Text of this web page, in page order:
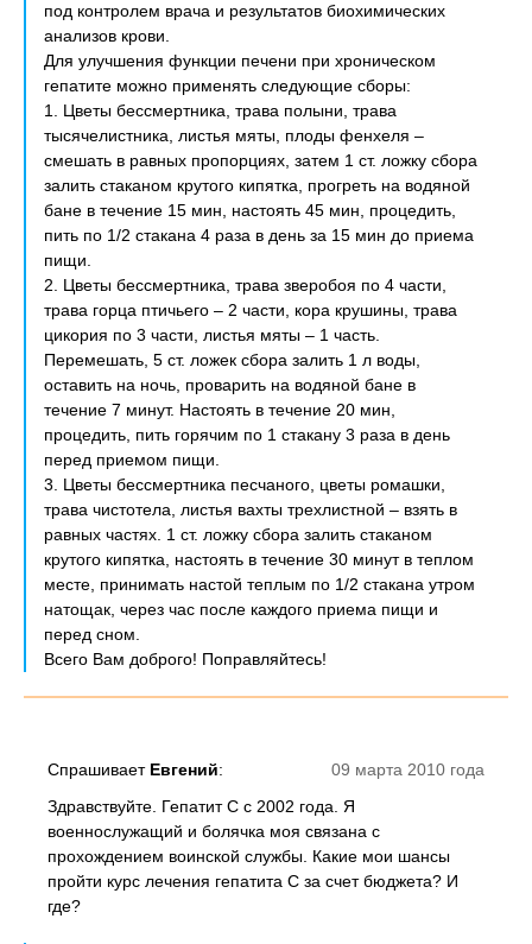
под контролем врача и результатов биохимических
анализов крови.
Для улучшения функции печени при хроническом
гепатите можно применять следующие сборы:
1. Цветы бессмертника, трава полыни, трава
тысячелистника, листья мяты, плоды фенхеля –
смешать в равных пропорциях, затем 1 ст. ложку сбора
залить стаканом крутого кипятка, прогреть на водяной
бане в течение 15 мин, настоять 45 мин, процедить,
пить по 1/2 стакана 4 раза в день за 15 мин до приема
пищи.
2. Цветы бессмертника, трава зверобоя по 4 части,
трава горца птичьего – 2 части, кора крушины, трава
цикория по 3 части, листья мяты – 1 часть.
Перемешать, 5 ст. ложек сбора залить 1 л воды,
оставить на ночь, проварить на водяной бане в
течение 7 минут. Настоять в течение 20 мин,
процедить, пить горячим по 1 стакану 3 раза в день
перед приемом пищи.
3. Цветы бессмертника песчаного, цветы ромашки,
трава чистотела, листья вахты трехлистной – взять в
равных частях. 1 ст. ложку сбора залить стаканом
крутого кипятка, настоять в течение 30 минут в теплом
месте, принимать настой теплым по 1/2 стакана утром
натощак, через час после каждого приема пищи и
перед сном.
Всего Вам доброго! Поправляйтесь!
09 марта 2010 года
Спрашивает Евгений:
Здравствуйте. Гепатит C с 2002 года. Я
военнослужащий и болячка моя связана с
прохождением воинской службы. Какие мои шансы
пройти курс лечения гепатита С за счет бюджета? И
где?